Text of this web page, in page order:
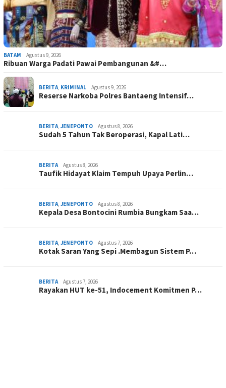
BATAM Agustus 9, 2026
Ribuan Warga Padati Pawai Pembangunan &#…
BERITA, KRIMINAL Agustus 9, 2026
Reserse Narkoba Polres Bantaeng Intensif…
BERITA, JENEPONTO Agustus 8, 2026
Sudah 5 Tahun Tak Beroperasi, Kapal Lati…
BERITA Agustus 8, 2026
Taufik Hidayat Klaim Tempuh Upaya Perlin…
BERITA, JENEPONTO Agustus 8, 2026
Kepala Desa Bontocini Rumbia Bungkam Saa…
BERITA, JENEPONTO Agustus 7, 2026
Kotak Saran Yang Sepi .Membagun Sistem P…
BERITA Agustus 7, 2026
Rayakan HUT ke-51, Indocement Komitmen P…